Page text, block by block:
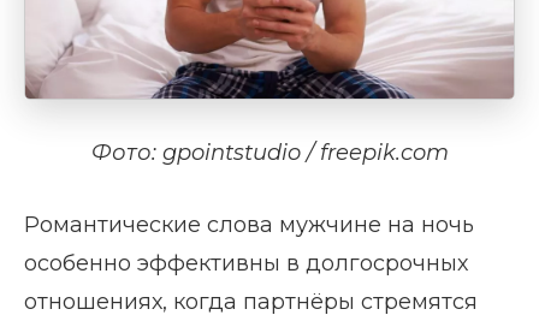
Фото: gpointstudio / freepik.com
Романтические слова мужчине на ночь
особенно эффективны в долгосрочных
отношениях, когда партнёры стремятся